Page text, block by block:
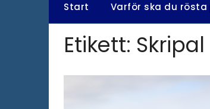
Start Varför ska du rösta
Etikett: Skripal